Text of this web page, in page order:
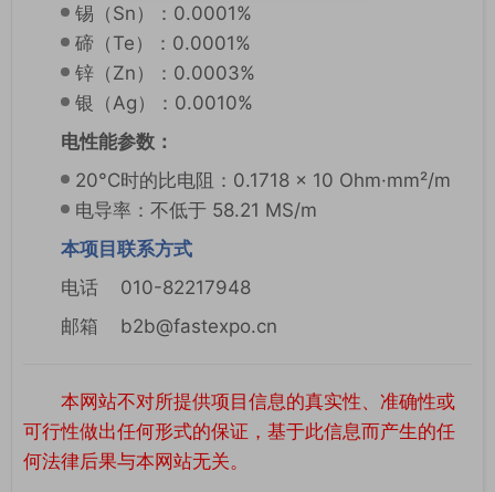
锡（Sn）：0.0001%
碲（Te）：0.0001%
锌（Zn）：0.0003%
银（Ag）：0.0010%
电性能参数：
20°C时的比电阻：0.1718 × 10 Ohm·mm²/m
电导率：不低于 58.21 MS/m
本项目联系方式
电话 010-82217948
邮箱 b2b@fastexpo.cn
本网站不对所提供项目信息的真实性、准确性或
可行性做出任何形式的保证，基于此信息而产生的任
何法律后果与本网站无关。